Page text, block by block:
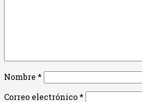
Nombre *
Correo electrónico*